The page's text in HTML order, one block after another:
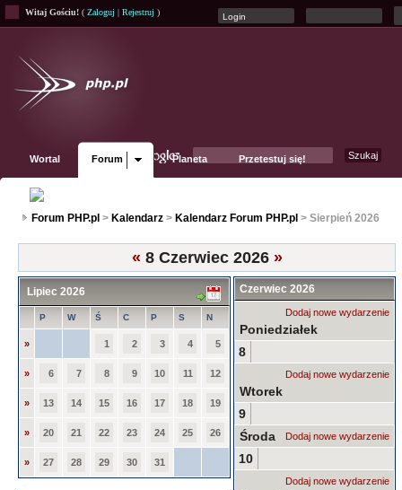
Witaj Gościu! ( Zaloguj | Rejestruj )
Wortal Forum Planeta Przetestuj się!
Forum PHP.pl > Kalendarz > Kalendarz Forum PHP.pl > Sierpień 2026
« 8 Czerwiec 2026 »
Lipiec 2026
P W Ś C P S N
» 1 2 3 4 5
» 6 7 8 9 10 11 12
» 13 14 15 16 17 18 19
» 20 21 22 23 24 25 26
» 27 28 29 30 31
Czerwiec 2026
Dodaj nowe wydarzenie
Poniedziałek
8
Dodaj nowe wydarzenie
Wtorek
9
Dodaj nowe wydarzenie
Środa
10
Dodaj nowe wydarzenie